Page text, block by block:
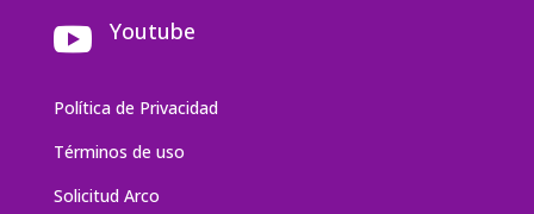
 Youtube
Política de Privacidad
Términos de uso
Solicitud Arco